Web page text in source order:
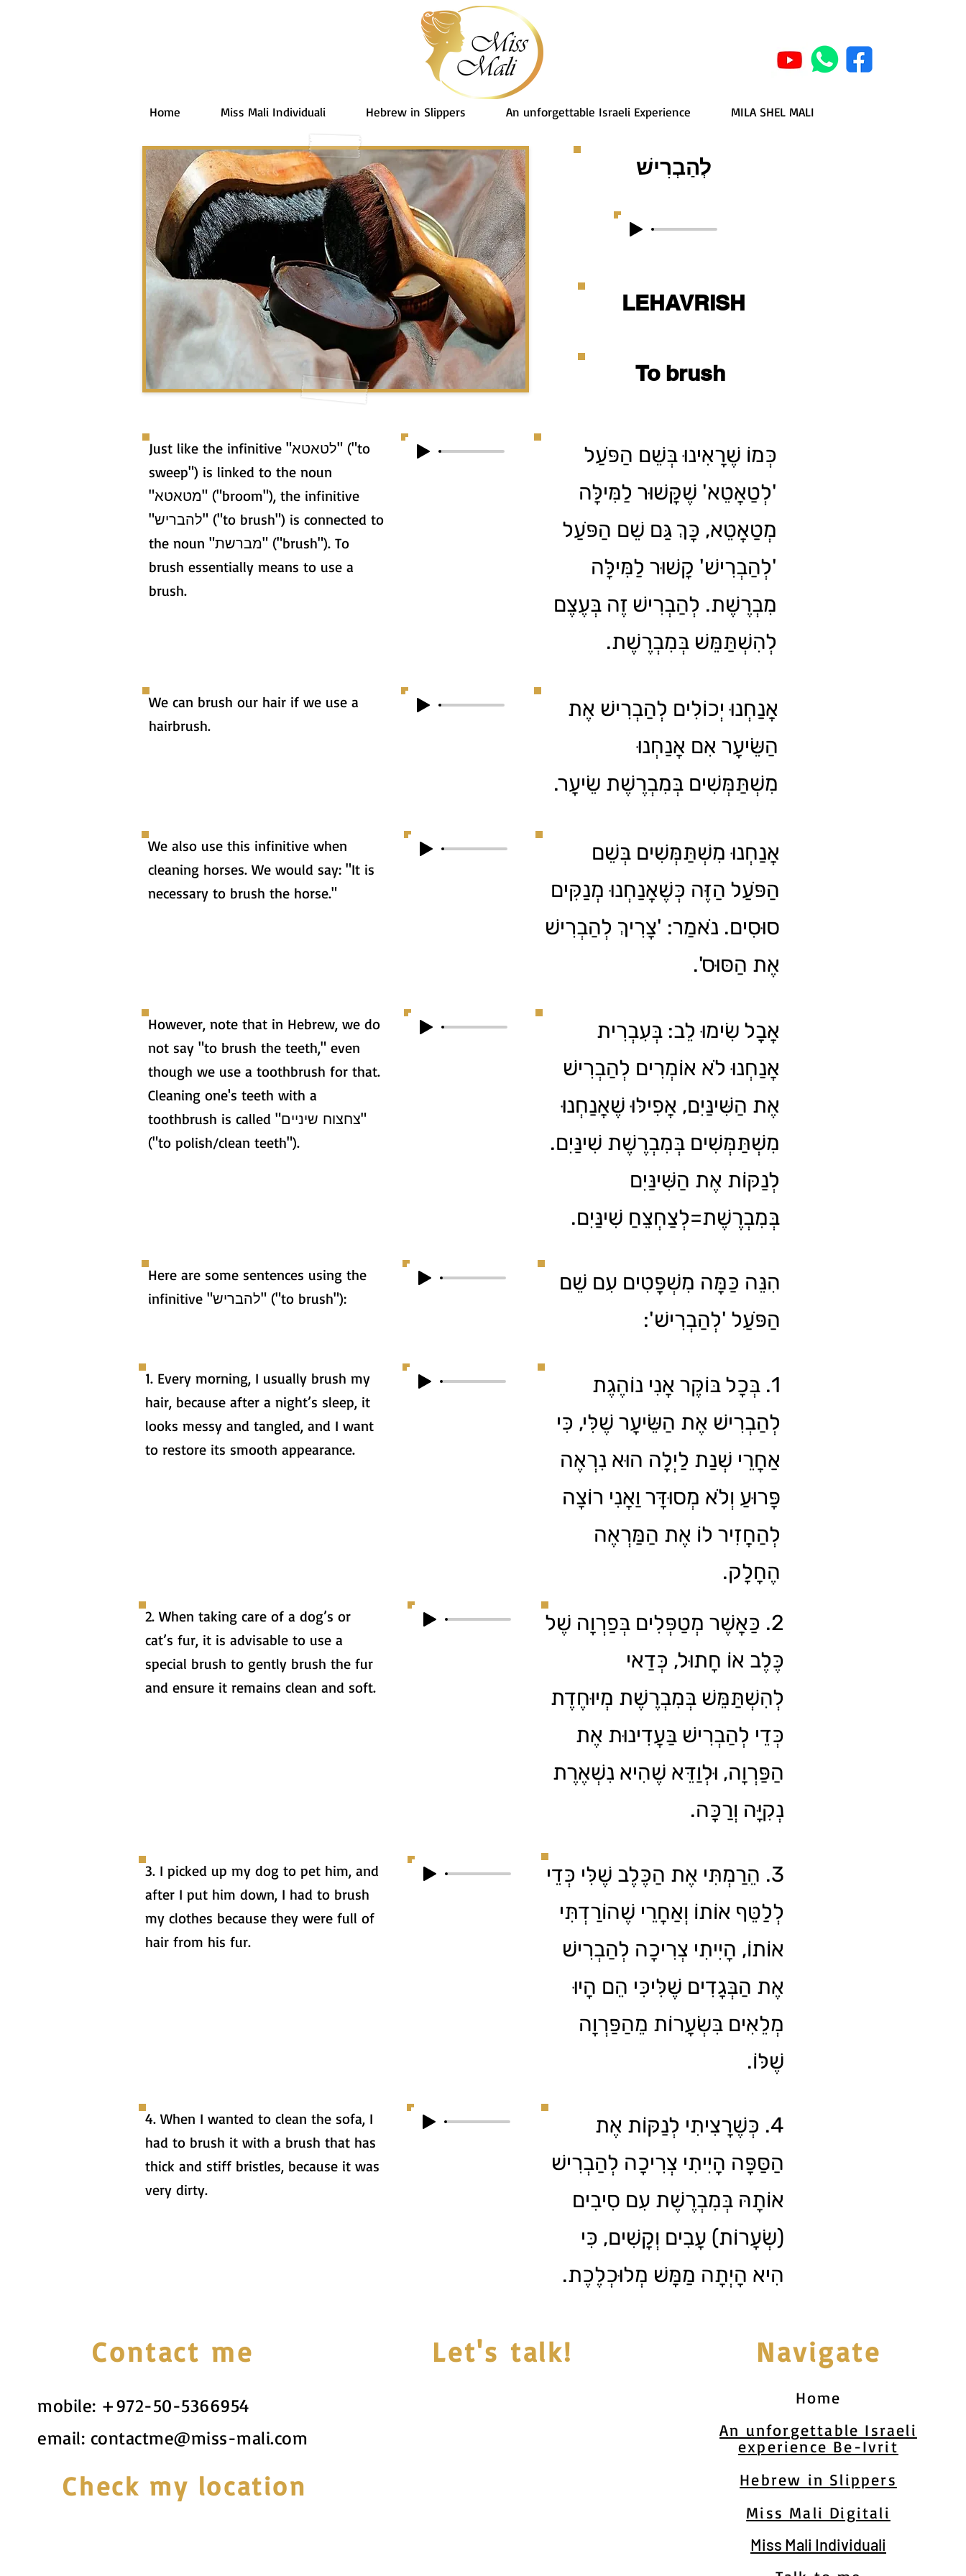
Home Miss Mali Individuali Hebrew in Slippers An unforgettable Israeli Experience MILA SHEL MALI
לְהַבְרִישׁ
LEHAVRISH
To brush
Just like the infinitive "לטאטא" ("to
sweep") is linked to the noun
"מטאטא" ("broom"), the infinitive
"להבריש" ("to brush") is connected to
the noun "מברשת" ("brush"). To
brush essentially means to use a
brush.
כְּמוֹ שֶׁרָאִינוּ בְּשֵׁם הַפֹּעַל
'לְטַאֲטֵא' שֶׁקָּשׁוּר לַמִּילָּה
מְטַאֲטֵא, כָּךְ גַּם שֵׁם הַפֹּעַל
'לְהַבְרִישׁ' קָשׁוּר לַמִּילָּה
מִבְרֶשֶׁת. לְהַבְרִישׁ זֶה בְּעֶצֶם
לְהִשְׁתַּמֵּשׁ בְּמִבְרֶשֶׁת.
We can brush our hair if we use a
hairbrush.
אֲנַחְנוּ יְכוֹלִים לְהַבְרִישׁ אֶת
הַשֵּׂיעָר אִם אֲנַחְנוּ
מִשְׁתַּמְּשִׁים בְּמִבְרֶשֶׁת שֵׂיעָר.
We also use this infinitive when
cleaning horses. We would say: "It is
necessary to brush the horse."
אֲנַחְנוּ מִשְׁתַּמְּשִׁים בְּשֵׁם
הַפֹּעַל הַזֶּה כְּשֶׁאֲנַחְנוּ מְנַקִּים
סוּסִים. נֹאמַר: 'צָרִיךְ לְהַבְרִישׁ
אֶת הַסּוּס'.
However, note that in Hebrew, we do
not say "to brush the teeth," even
though we use a toothbrush for that.
Cleaning one's teeth with a
toothbrush is called "צחצוח שיניים"
("to polish/clean teeth").
אֲבָל שִׂימוּ לֵב: בְּעִבְרִית
אֲנַחְנוּ לֹא אוֹמְרִים לְהַבְרִישׁ
אֶת הַשִּׁינַּיִם, אֲפִילּוּ שֶׁאֲנַחְנוּ
מִשְׁתַּמְּשִׁים בְּמִבְרֶשֶׁת שִׁינַּיִם.
לְנַקּוֹת אֶת הַשִּׁינַּיִם
בְּמִבְרֶשֶׁת=לְצַחְצֵחַ שִׁינַּיִם.
Here are some sentences using the
infinitive "להבריש" ("to brush"):
הִנֵּה כַּמָּה מִשְׁפָּטִים עִם שֵׁם
הַפֹּעַל 'לְהַבְרִישׁ':
1. Every morning, I usually brush my
hair, because after a night’s sleep, it
looks messy and tangled, and I want
to restore its smooth appearance.
1. בְּכָל בּוֹקֶר אֲנִי נוֹהֶגֶת
לְהַבְרִישׁ אֶת הַשֵּׂיעָר שֶׁלִּי, כִּי
אַחֲרֵי שְׁנַת לַיְלָה הוּא נִרְאֶה
פָּרוּעַ וְלֹא מְסוּדָּר וַאֲנִי רוֹצָה
לְהַחֲזִיר לוֹ אֶת הַמַּרְאֶה
הֶחָלָק.
2. When taking care of a dog’s or
cat’s fur, it is advisable to use a
special brush to gently brush the fur
and ensure it remains clean and soft.
2. כַּאֲשֶׁר מְטַפְּלִים בְּפַרְוָה שֶׁל
כֶּלֶב אוֹ חָתוּל, כְּדַאי
לְהִשְׁתַּמֵּשׁ בְּמִבְרֶשֶׁת מְיוּחֶדֶת
כְּדֵי לְהַבְרִישׁ בַּעֲדִינוּת אֶת
הַפַּרְוָה, וּלְוַדֵּא שֶׁהִיא נִשְׁאֶרֶת
נְקִיָּה וְרַכָּה.
3. I picked up my dog to pet him, and
after I put him down, I had to brush
my clothes because they were full of
hair from his fur.
3. הֵרַמְתִּי אֶת הַכֶּלֶב שֶׁלִּי כְּדֵי
לְלַטֵּף אוֹתוֹ וְאַחֲרֵי שֶׁהוֹרַדְתִּי
אוֹתוֹ, הָיִיתִי צְרִיכָה לְהַבְרִישׁ
אֶת הַבְּגָדִים שֶׁלִּיכִּי הֵם הָיוּ
מְלֵאִים בִּשְׂעָרוֹת מֵהַפַּרְוָה
שֶׁלּוֹ.
4. When I wanted to clean the sofa, I
had to brush it with a brush that has
thick and stiff bristles, because it was
very dirty.
4. כְּשֶׁרָצִיתִי לְנַקּוֹת אֶת
הַסַּפָּה הָיִיתִי צְרִיכָה לְהַבְרִישׁ
אוֹתָהּ בְּמִבְרֶשֶׁת עִם סִיבִים
(שְׂעָרוֹת) עָבִים וְקָשִׁים, כִּי
הִיא הָיְתָה מַמָּשׁ מְלוּכְלֶכֶת.
Contact me
mobile: +972-50-5366954
email: contactme@miss-mali.com
Check my location
Let's talk! Navigate
Home
An unforgettable Israeli
experience Be-Ivrit
Hebrew in Slippers
Miss Mali Digitali
Miss Mali Individuali